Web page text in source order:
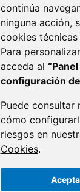
continúa
ninguna acción,
cookies
Para
acceda al
configuración
Puede consultar
cómo
riesgos en
Cookies.